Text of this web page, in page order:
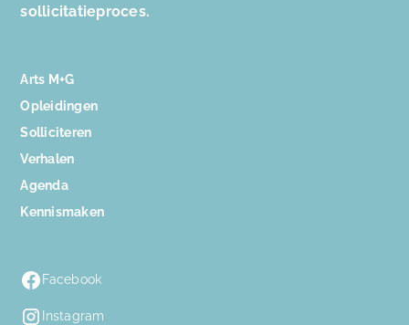
sollicitatieproces.
Arts M+G
Opleidingen
Solliciteren
Verhalen
Agenda
Kennismaken
Facebook
Instagram